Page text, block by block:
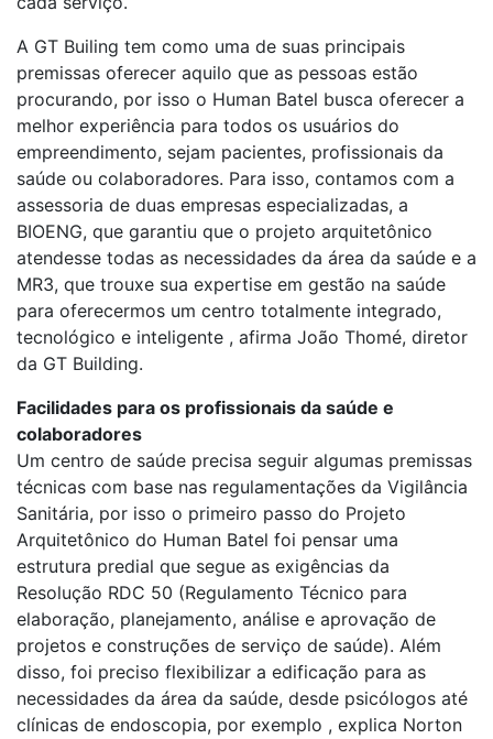
A GT Builing tem como uma de suas principais
premissas oferecer aquilo que as pessoas estão
procurando, por isso o Human Batel busca oferecer a
melhor experiência para todos os usuários do
empreendimento, sejam pacientes, profissionais da
saúde ou colaboradores. Para isso, contamos com a
assessoria de duas empresas especializadas, a
BIOENG, que garantiu que o projeto arquitetônico
atendesse todas as necessidades da área da saúde e a
MR3, que trouxe sua expertise em gestão na saúde
para oferecermos um centro totalmente integrado,
tecnológico e inteligente , afirma João Thomé, diretor
da GT Building.
Facilidades para os profissionais da saúde e
colaboradores
Um centro de saúde precisa seguir algumas premissas
técnicas com base nas regulamentações da Vigilância
Sanitária, por isso o primeiro passo do Projeto
Arquitetônico do Human Batel foi pensar uma
estrutura predial que segue as exigências da
Resolução RDC 50 (Regulamento Técnico para
elaboração, planejamento, análise e aprovação de
projetos e construções de serviço de saúde). Além
disso, foi preciso flexibilizar a edificação para as
necessidades da área da saúde, desde psicólogos até
clínicas de endoscopia, por exemplo , explica Norton